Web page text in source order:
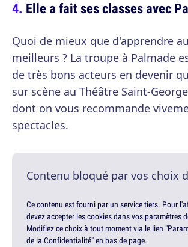
Elle a fait ses classes avec
Quoi de mieux que d'apprendre
meilleurs ? La troupe à Palmade
de très bons acteurs en devenir
sur scène au Théâtre Saint-
dont on vous recommande
spectacles.
Contenu bloqué par vos choix
Ce contenu est fourni par un service tiers. Pour
devez accepter les cookies dans vos paramètres
Modifiez ce choix à tout moment via le lien
de la Confidentialité" en bas de page.